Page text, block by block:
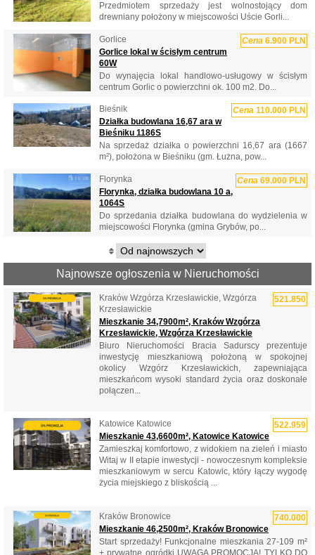
Przedmiotem sprzedaży jest wolnostojący dom
drewniany położony w miejscowości Uście Gorli...
Gorlice Cena 6.900 PLN
Gorlice lokal w ścisłym centrum
60W
Do wynajęcia lokal handlowo-usługowy w ścisłym
centrum Gorlic o powierzchni ok. 100 m2. Do...
Bieśnik Cena 110.000 PLN
Działka budowlana 16,67 ara w
Bieśniku 1186S
Na sprzedaż działka o powierzchni 16,67 ara (1667
m²), położona w Bieśniku (gm. Łużna, pow...
Florynka Cena 69.000 PLN
Florynka, działka budowlana 10 a,
1064S
Do sprzedania działka budowlana do wydzielenia w
miejscowości Florynka (gmina Grybów, po...
Najnowsze ogłoszenia w Nieruchomości
521.850
Kraków Wzgórza Krzesławickie, Wzgórza
Krzesławickie
Mieszkanie 34,7900m², Kraków Wzgórza
Krzesławickie, Wzgórza Krzesławickie
Biuro Nieruchomości Bracia Sadurscy prezentuje
inwestycję mieszkaniową położoną w spokojnej
okolicy Wzgórz Krzesławickich, zapewniająca
mieszkańcom wysoki standard życia oraz doskonałe
połączen...
522.959
Katowice Katowice
Mieszkanie 43,6600m², Katowice Katowice
Zamieszkaj komfortowo, z widokiem na zieleń i miasto
Witaj w II etapie inwestycji - nowoczesnym kompleksie
mieszkaniowym w sercu Katowic, który łączy wygodę
życia miejskiego z bliskością ...
740.000
Kraków Bronowice
Mieszkanie 46,2500m², Kraków Bronowice
Start sprzedaży! Funkcjonalne mieszkania 27-109 m²
+ prywatne ogródki UWAGA PROMOCJA! TYLKO DO